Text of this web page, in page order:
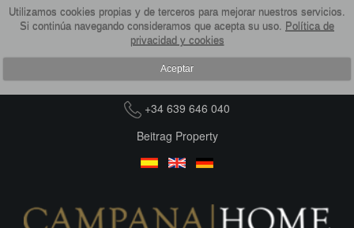
Utilizamos cookies propias y de terceros para mejorar nuestros servicios.
Si continúa navegando consideramos que acepta su uso. Política de
privacidad y cookies
Aceptar
+34 639 646 040
Beitrag Property